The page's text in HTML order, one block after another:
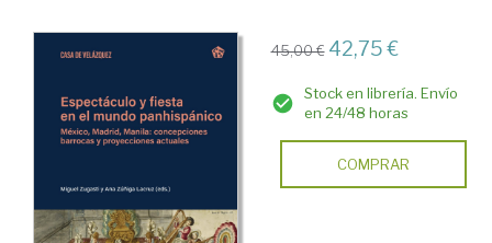
45,00 € 42,75 €
Stock en librería. Envío
en 24/48 horas
COMPRAR